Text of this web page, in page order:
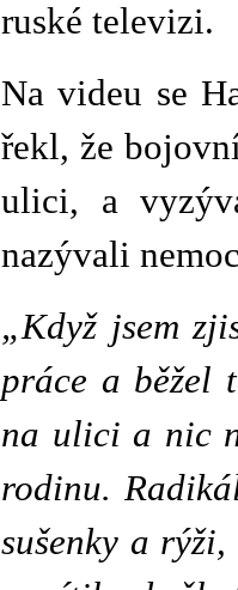
ruské televizi.
Na videu se
řekl, že
ulici, a
nazývali
„Když jsem
práce a běžel
na ulici a nic
rodinu.
sušenky a